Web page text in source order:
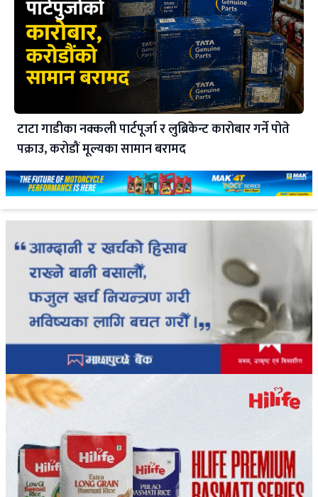
टाटा गाडीका नक्कली पार्टपूर्जा र लुब्रिकेन्ट कारोबार गर्ने पोते
पक्राउ, करोडौं मूल्यका सामान बरामद